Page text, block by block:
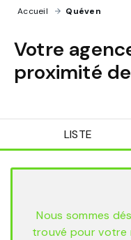
Accueil › Quéven
Votre
proximité
LISTE
Nous sommes
trouvé pour votre